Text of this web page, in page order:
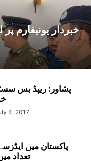
خبردار یونیفارم
پشاور: ریپڈ بس
4, 2017
پاکستان میں